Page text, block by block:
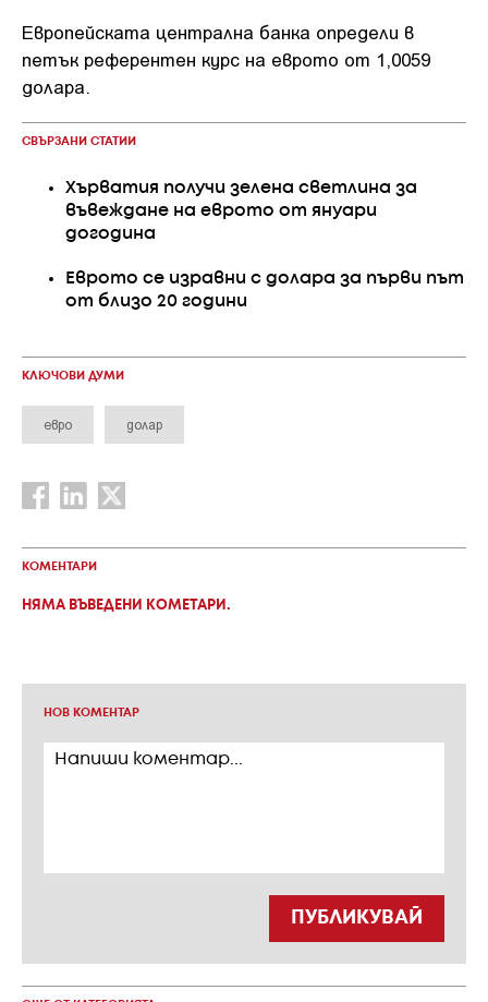
Европейската централна банка определи в
петък референтен курс на еврото от 1,0059
долара.
СВЪРЗАНИ СТАТИИ
Хърватия получи зелена светлина за
въвеждане на еврото от януари
догодина
Еврото се изравни с долара за първи път
от близо 20 години
КЛЮЧОВИ ДУМИ
евро долар
КОМЕНТАРИ
НЯМА ВЪВЕДЕНИ КОМЕТАРИ.
НОВ КОМЕНТАР
ПУБЛИКУВАЙ